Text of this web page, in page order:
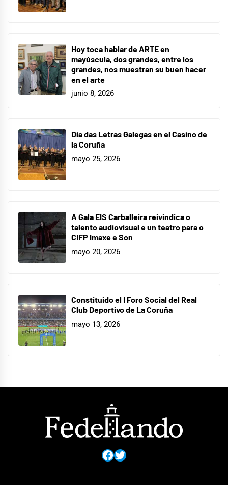
Hoy toca hablar de ARTE en
mayúscula, dos grandes, entre los
grandes, nos muestran su buen hacer
en el arte
junio 8, 2026
Día das Letras Galegas en el Casino de
la Coruña
mayo 25, 2026
A Gala EIS Carballeira reivindica o
talento audiovisual e un teatro para o
CIFP Imaxe e Son
mayo 20, 2026
Constituido el I Foro Social del Real
Club Deportivo de La Coruña
mayo 13, 2026
Facebook
Twitter